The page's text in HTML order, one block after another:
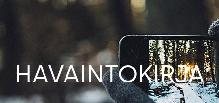
HAVAINTOKIRJA